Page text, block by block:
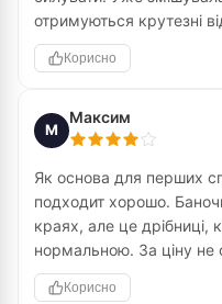
отримуються крутезні
Корисно
М
Максим
Як основа для перших
подходит хорошо.
краях, але це
нормальною. За ціну не
Корисно